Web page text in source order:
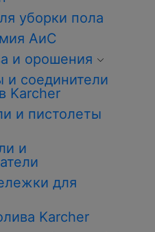
уборки пола
АиС
и орошения
и соединители
Karcher
и пистолеты
и
для
Karcher